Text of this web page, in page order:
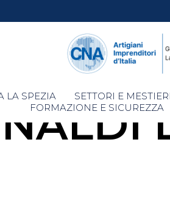
Skip
to
LA SPEZIA SETTORI E MESTIERI
FORMAZIONE E SICUREZZA